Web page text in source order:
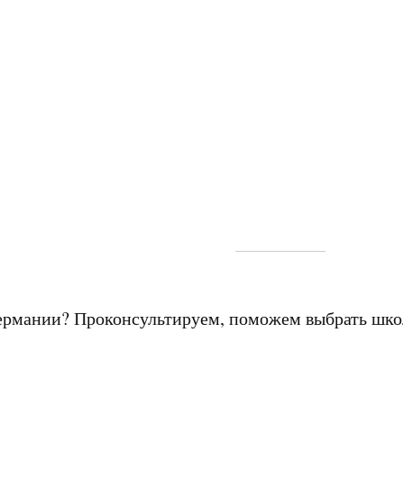
Проконсультируем, поможем выбрать